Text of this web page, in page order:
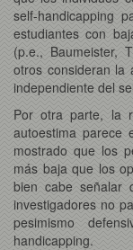
self-handicapping
estudiantes con
(p.e., Baumeister,
otros consideran la
independiente del
Por otra parte, la
autoestima parece
mostrado que los
más baja que los
bien cabe señalar
investigadores no
pesimismo
handicapping.